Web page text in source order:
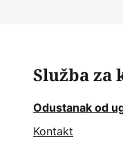
Služba za
Odustanak od
Kontakt